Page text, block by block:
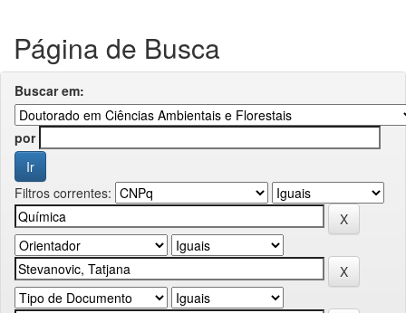
Página de Busca
Buscar em:
por
Filtros correntes: